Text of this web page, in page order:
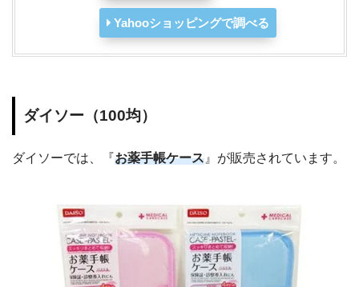
Yahooショッピングで調べる
ダイソー（100均）
ダイソーでは、『お薬手帳ケース 』が販売されています。